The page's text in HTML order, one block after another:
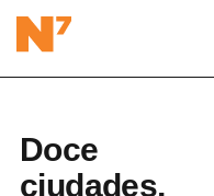
Doce
ciudades,